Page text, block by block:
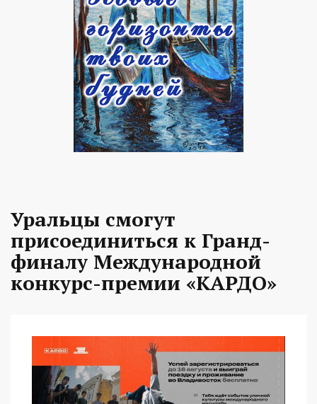
Уральцы смогут
присоединиться к Гранд-
финалу Международной
конкурс-премии «КАРДО»